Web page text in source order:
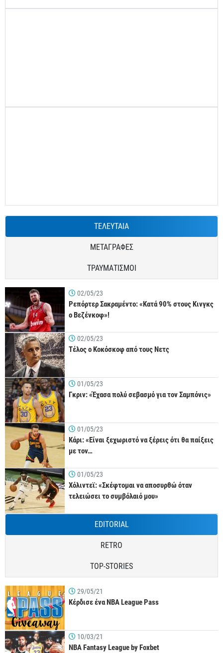
ΤΕΛΕΥΤΑΙΑ
ΜΕΤΑΓΡΑΦΕΣ
ΤΡΑΥΜΑΤΙΣΜΟΙ
02/05/23
Ρεπόρτερ Σακραμέντο: «Κατά 90% στους Κινγκς
ο Βεζένκοφ»!
02/05/23
Τέλος ο Κοκόσκοφ από τους Νετς
01/05/23
Γκριν: «Έχασα πολύ σεβασμό για τον Σαμπόνις»
01/05/23
Κάρι: «Είναι ξεχωριστό να ξέρεις ότι θα παίξεις
με τον…
01/05/23
Χόλιντεϊ: «Σκέφτομαι να αποσυρθώ όταν
τελειώσει το συμβόλαιό μου»
EDITORIAL
RETRO
TOP-STORIES
29/05/21
Κέρδισε ένα NBA League Pass
10/03/21
NBA Fantasy League by Foxbet